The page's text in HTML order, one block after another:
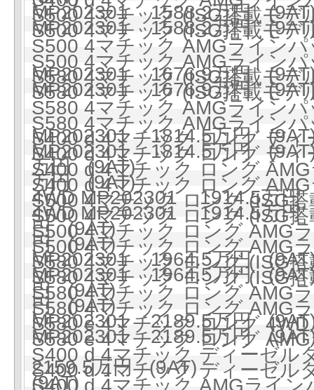
MP202301 1588.2万円
MP202301 1588.2万円
S500 4マチック (ISG搭載モ
S500 4マチック (ISG搭載モ
S500 4マチック AMGライン
MP202301 1676.9万円
S500 4マチック AMGライン
MP202301 1676.9万円
S580 4マチック (ISG搭載モ
S580 4マチック (ISG搭載モ
S580 4マチック AMGライン
MP202301 1814.5万円
S580 4マチック AMGライン
MP202301 1814.5万円
S400 d 4マチック ロング デ
万円 (9AT)
S400 d 4マチック ロング デ
万円 (9AT)
S400 d 4マチック ロング
4WD MP202301 1914.5万円
S400 d 4マチック ロング
4WD MP202301 1914.5万円
S500 4マチック ロング (ISG
円 (9AT)
S500 4マチック ロング (ISG
円 (9AT)
S500 4マチック ロング AMG
MP202301 1964.5万円
S500 4マチック ロング AMG
MP202301 1964.5万円
S580 4マチック ロング (ISG
円 (9AT)
S580 4マチック ロング (ISG
円 (9AT)
S580 4マチック ロング AMG
MP202301 2189.5万円
S580 4マチック ロング AMG
MP202301 2189.5万円
S580 e 4マチック ロング
S580 e 4マチック ロング
2159.5万円 (9AT)
S400 d 4マチック ディーゼ
(9AT)
S400 d 4マチック ディーゼ
S400 d 4マチック AMGライ